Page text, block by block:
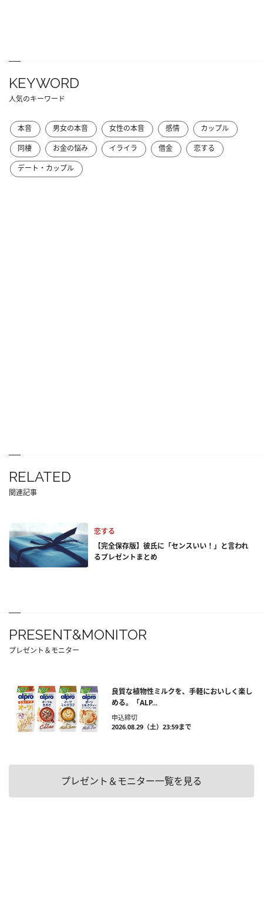
KEYWORD
人気のキーワード
本音 男女の本音 女性の本音 感情
カップル
同棲
お金の悩み イライラ 借金
恋する
デート・カップル
RELATED
関連記事
恋する
【完全保存版】彼氏に「センスいい！」と言われ
るプレゼントまとめ
PRESENT&MONITOR
プレゼント＆モニター
良質な植物性ミルクを、手軽においしく楽し
める。「ALP...
申込締切
2026.08.29（土）23:59まで
プレゼント＆モニター一覧を見る